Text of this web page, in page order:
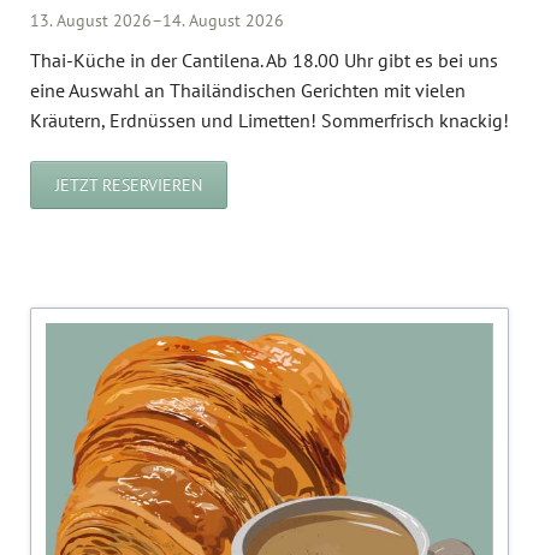
13. August 2026–14. August 2026
Thai-Küche in der Cantilena. Ab 18.00 Uhr gibt es bei uns
eine Auswahl an Thailändischen Gerichten mit vielen
Kräutern, Erdnüssen und Limetten! Sommerfrisch knackig!
JETZT RESERVIEREN